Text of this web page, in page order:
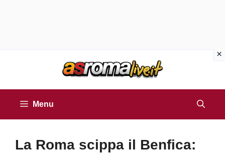
Menu
La Roma scippa il Benfica: